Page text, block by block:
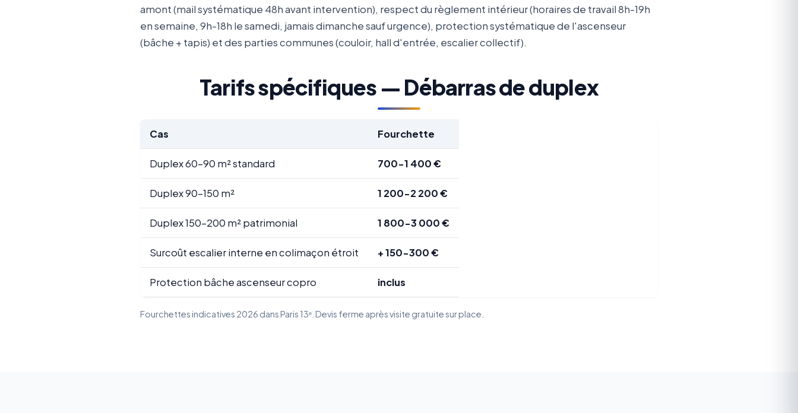
amont (mail systématique 48h avant intervention), respect du règlement intérieur (horaires de travail 8h-19h
en semaine, 9h-18h le samedi, jamais dimanche sauf urgence), protection systématique de l'ascenseur
(bâche + tapis) et des parties communes (couloir, hall d'entrée, escalier collectif).
Tarifs spécifiques — Débarras de duplex
Cas Fourchette
Duplex 60-90 m² standard 700-1 400 €
Duplex 90-150 m² 1 200-2 200 €
Duplex 150-200 m² patrimonial 1 800-3 000 €
Surcoût escalier interne en colimaçon étroit + 150-300 €
Protection bâche ascenseur copro inclus
Fourchettes indicatives 2026 dans Paris 13ᵉ. Devis ferme après visite gratuite sur place.